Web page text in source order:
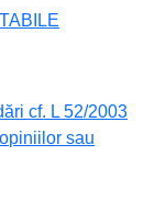
cf. L 52/2003
sau